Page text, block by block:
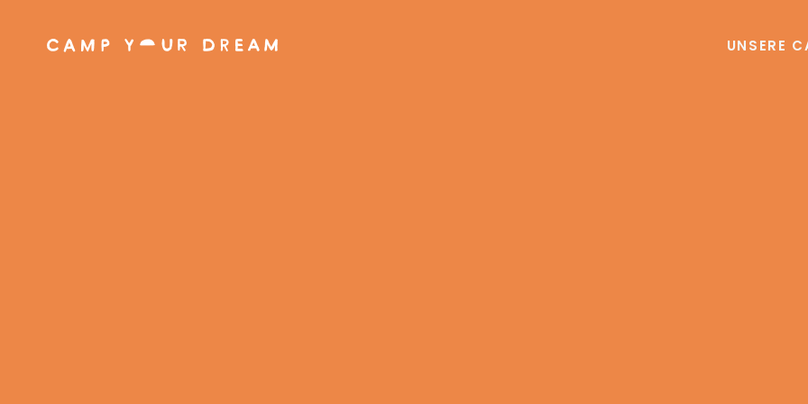
UNSERE